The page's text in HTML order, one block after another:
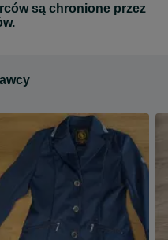
są chronione przez